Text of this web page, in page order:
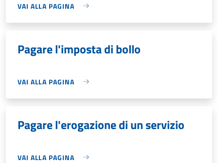
VAI ALLA PAGINA
Pagare l'imposta di bollo
VAI ALLA PAGINA
Pagare l'erogazione di un servizio
VAI ALLA PAGINA